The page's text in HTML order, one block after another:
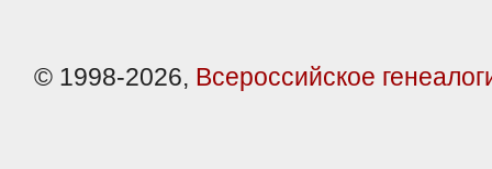
© 1998-2026, Всероссийское